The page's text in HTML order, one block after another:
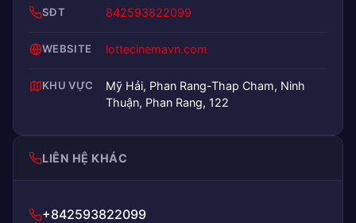
SĐT 842593822099
WEBSITE lottecinemavn.com
KHU VỰC
Mỹ Hải, Phan Rang-Thap Cham, Ninh
Thuận, Phan Rang, 122
LIÊN HỆ KHÁC
+842593822099